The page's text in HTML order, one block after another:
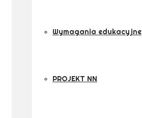
Wymagania edukacyjne
PROJEKT NN